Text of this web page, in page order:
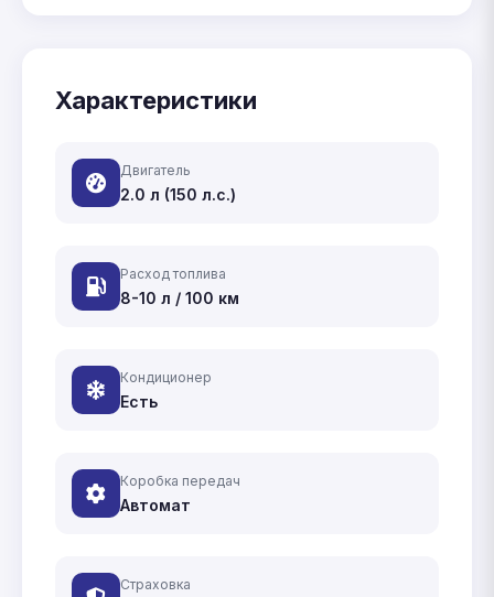
Характеристики
Двигатель
2.0 л (150 л.с.)
Расход топлива
8-10 л / 100 км
Кондиционер
Есть
Коробка передач
Автомат
Страховка